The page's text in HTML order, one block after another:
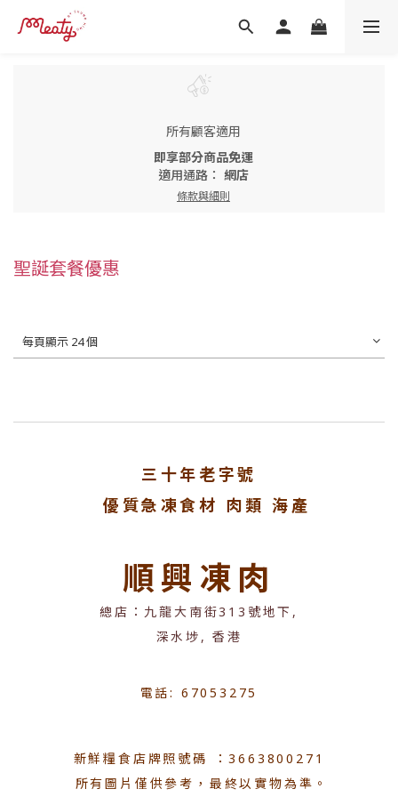
所有顧客適用
即享部分商品免運
適用通路： 網店
條款與細則
聖誕套餐優惠
每頁顯示 24 個
三十年老字號
優質急凍食材 肉類 海產
順興凍肉
總店：九龍大南街313號地下,
深水埗, 香港
電話: 67053275
新鮮糧食店牌照號碼 ：3663800271
所有圖片僅供參考，最終以實物為準。